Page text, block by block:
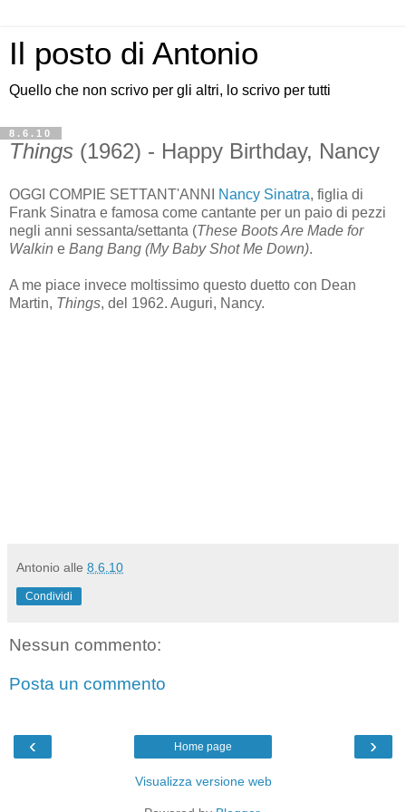
Il posto di Antonio
Quello che non scrivo per gli altri, lo scrivo per tutti
8.6.10
Things (1962) - Happy Birthday, Nancy
OGGI COMPIE SETTANT'ANNI Nancy Sinatra, figlia di
Frank Sinatra e famosa come cantante per un paio di pezzi
negli anni sessanta/settanta (These Boots Are Made for
Walkin e Bang Bang (My Baby Shot Me Down).
A me piace invece moltissimo questo duetto con Dean
Martin, Things, del 1962. Auguri, Nancy.
Antonio alle 8.6.10
Condividi
Nessun commento:
Posta un commento
‹ ›
Home page
Visualizza versione web